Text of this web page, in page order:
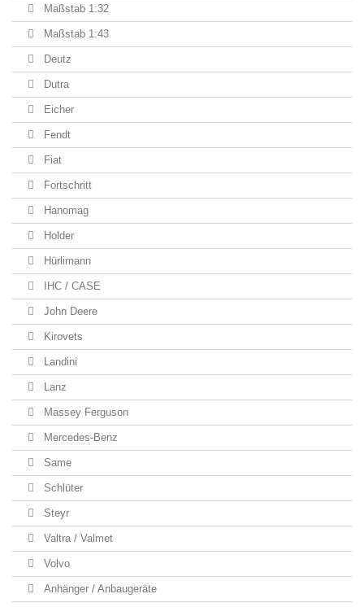
Maßstab 1:32
Maßstab 1:43
Deutz
Dutra
Eicher
Fendt
Fiat
Fortschritt
Hanomag
Holder
Hürlimann
IHC / CASE
John Deere
Kirovets
Landini
Lanz
Massey Ferguson
Mercedes-Benz
Same
Schlüter
Steyr
Valtra / Valmet
Volvo
Anhänger / Anbaugeräte